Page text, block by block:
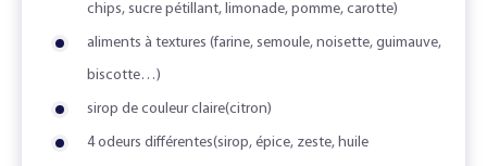
chips, sucre pétillant, limonade, pomme, carotte)
aliments à textures (farine, semoule, noisette, guimauve,
biscotte…)
sirop de couleur claire(citron)
4 odeurs différentes(sirop, épice, zeste, huile